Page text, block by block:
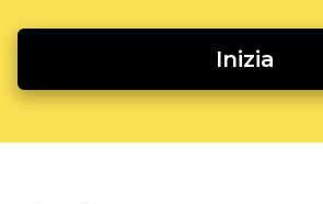
Inizia